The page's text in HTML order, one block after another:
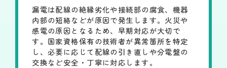
漏電は配線の絶縁劣化や接続部の腐食、機器
内部の短絡などが原因で発生します。火災や
感電の原因となるため、早期対応が大切で
す。国家資格保有の技術者が異常箇所を特定
し、必要に応じて配線の引き直しや分電盤の
交換など安全・丁寧に対応します。